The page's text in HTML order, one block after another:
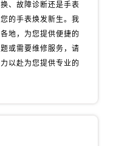
内蒙古自治区包头市青山区幸福路甲3号王府井百货名表维修萧邦售后服务中心（需提前预约）
、故障诊断还是手表
的手表焕发新生。我
地，为您提供便捷的
或需要维修服务，请
以赴为您提供专业的